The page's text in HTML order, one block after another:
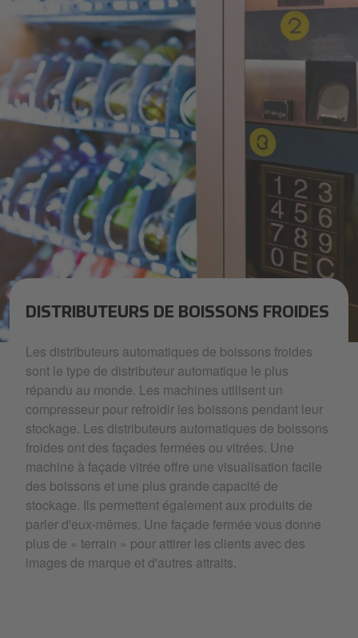
vending-colddrinksvending-expertcoffeemachines-filler1.jpeg
DISTRIBUTEURS DE BOISSONS FROIDES
Les distributeurs automatiques de boissons froides
sont le type de distributeur automatique le plus
répandu au monde. Les machines utilisent un
compresseur pour refroidir les boissons pendant leur
stockage. Les distributeurs automatiques de boissons
froides ont des façades fermées ou vitrées. Une
machine à façade vitrée offre une visualisation facile
des boissons et une plus grande capacité de
stockage. Ils permettent également aux produits de
parler d'eux-mêmes. Une façade fermée vous donne
plus de « terrain » pour attirer les clients avec des
images de marque et d'autres attraits.